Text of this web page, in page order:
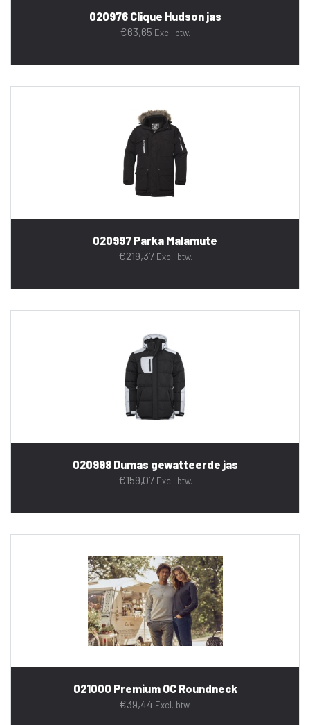
020976 Clique Hudson jas
€63,65 Excl. btw.
020997 Parka Malamute
€219,37 Excl. btw.
020998 Dumas gewatteerde jas
€159,07 Excl. btw.
021000 Premium OC Roundneck
€39,44 Excl. btw.